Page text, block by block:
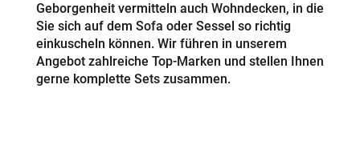
Geborgenheit vermitteln auch Wohndecken, in die
Sie sich auf dem Sofa oder Sessel so richtig
einkuscheln können. Wir führen in unserem
Angebot zahlreiche Top-Marken und stellen Ihnen
gerne komplette Sets zusammen.